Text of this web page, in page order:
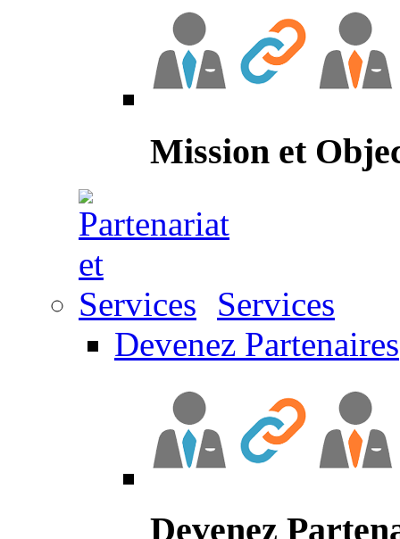
Mission et
Services
Devenez Partenaires
Devenez